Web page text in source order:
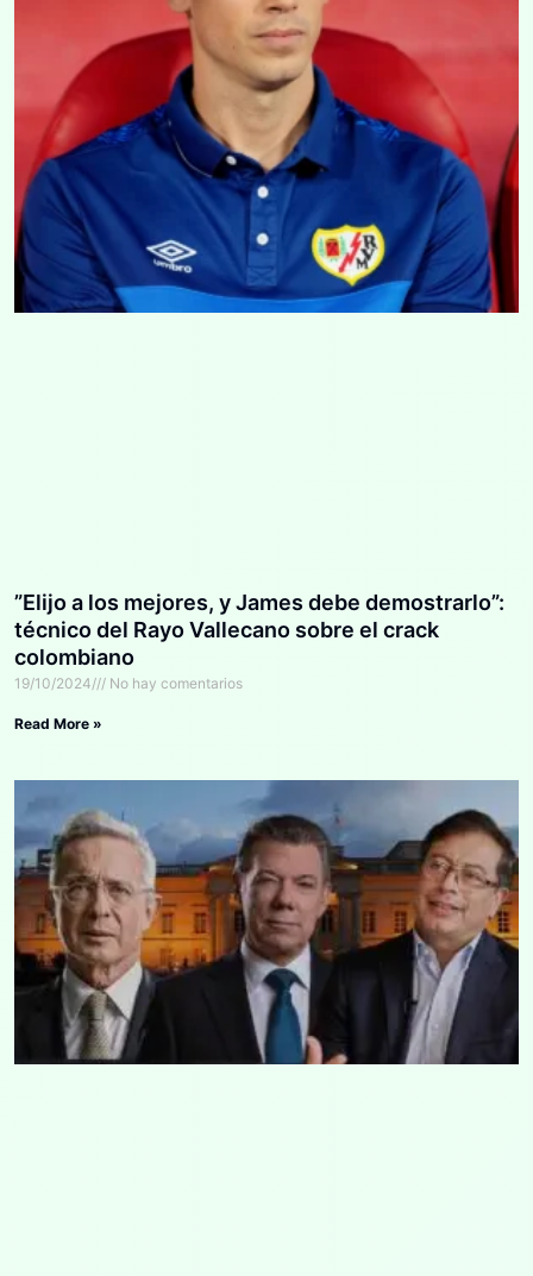
”Elijo a los mejores, y James debe demostrarlo”:
técnico del Rayo Vallecano sobre el crack
colombiano
19/10/2024 No hay comentarios
Read More »